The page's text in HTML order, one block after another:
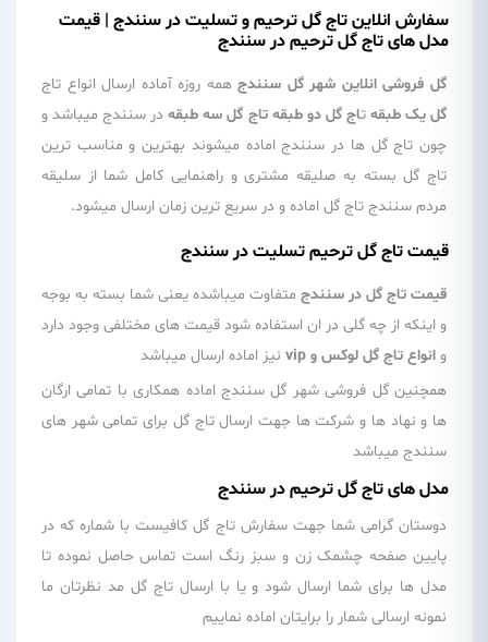
سفارش انلاین تاج گل ترحیم و تسلیت در سنندج | قیمت
مدل های تاج گل ترحیم در سنندج
گل فروشی انلاین شهر گل سنندجهمه روزه آماده ارسال انواع تاج
گل یک طبقه تاج گل دو طبقه تاج گل سه طبقهدر سنندج میباشد و
چون تاج گل ها در سنندج اماده میشوند بهترین و مناسب ترین
تاج گل بسته به صلیقه مشتری و راهنمایی کامل شما از سلیقه
مردم سنندج تاج گل اماده و در سریع ترین زمان ارسال میشود.
قیمت تاج گل ترحیم تسلیت در سنندج
قیمت تاج گل در سنندج متفاوت میباشده یعنی شما بسته به بوجه
و اینکه از چه گلی در ان استفاده شود قیمت های مختلفی وجود دارد
و انواع تاج گل لوکس و vip
نیز اماده ارسال میباشد
همچنین گل فروشی شهر گل سنندج اماده همکاری با تمامی ارگان
ها و نهاد ها و شرکت ها جهت ارسال تاج گل برای تمامی شهر های
سنندج میباشد
مدل های تاج گل ترحیم در سنندج
دوستان گرامی شما جهت سفارش تاج گل کافیست با شماره که در
پایین صفحه چشمک زن و سبز رنگ است تماس حاصل نموده تا
مدل ها برای شما ارسال شود و یا با ارسال تاج گل مد نظرتان ما
نمونه ارسالی شمار را برایتان اماده نماییم